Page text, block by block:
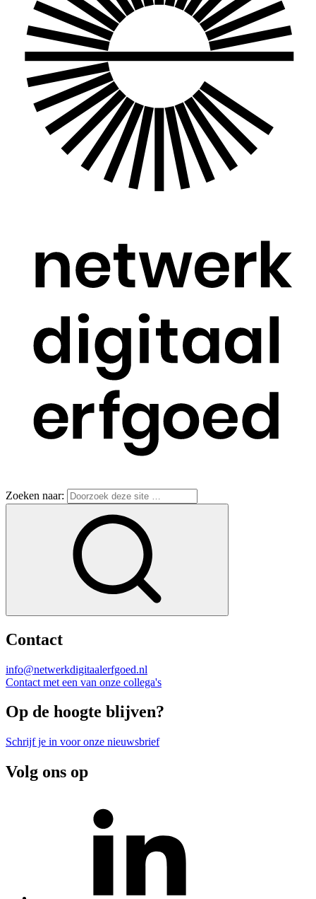
Zoeken naar:
Contact
info@netwerkdigitaalerfgoed.nl
Contact met een van onze collega's
Op de hoogte blijven?
Schrijf je in voor onze nieuwsbrief
Volg ons op